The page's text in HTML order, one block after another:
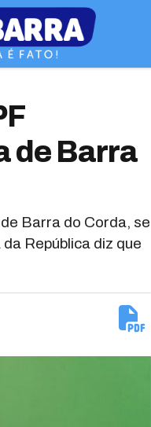
de Barra
Barra do Corda, se
República diz que